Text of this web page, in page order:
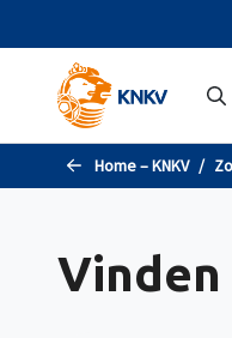
Home – KNKV